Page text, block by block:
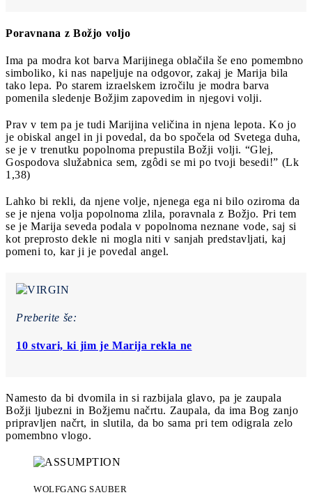
Poravnana z Božjo voljo
Ima pa modra kot barva Marijinega oblačila še eno pomembno
simboliko, ki nas napeljuje na odgovor, zakaj je Marija bila
tako lepa. Po starem izraelskem izročilu je modra barva
pomenila sledenje Božjim zapovedim in njegovi volji.
Prav v tem pa je tudi Marijina veličina in njena lepota. Ko jo
je obiskal angel in ji povedal, da bo spočela od Svetega duha,
se je v trenutku popolnoma prepustila Božji volji. “Glej,
Gospodova služabnica sem, zgôdi se mi po tvoji besedi!” (Lk
1,38)
Lahko bi rekli, da njene volje, njenega ega ni bilo oziroma da
se je njena volja popolnoma zlila, poravnala z Božjo. Pri tem
se je Marija seveda podala v popolnoma neznane vode, saj si
kot preprosto dekle ni mogla niti v sanjah predstavljati, kaj
pomeni to, kar ji je povedal angel.
Preberite še:
10 stvari, ki jim je Marija rekla ne
Namesto da bi dvomila in si razbijala glavo, pa je zaupala
Božji ljubezni in Božjemu načrtu. Zaupala, da ima Bog zanjo
pripravljen načrt, in slutila, da bo sama pri tem odigrala zelo
pomembno vlogo.
WOLFGANG SAUBER